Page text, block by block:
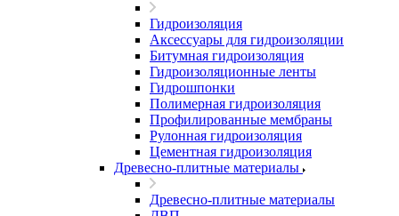
Гидроизоляция
Аксессуары для гидроизоляции
Битумная гидроизоляция
Гидроизоляционные ленты
Гидрошпонки
Полимерная гидроизоляция
Профилированные мембраны
Рулонная гидроизоляция
Цементная гидроизоляция
Древесно-плитные материалы
Древесно-плитные материалы